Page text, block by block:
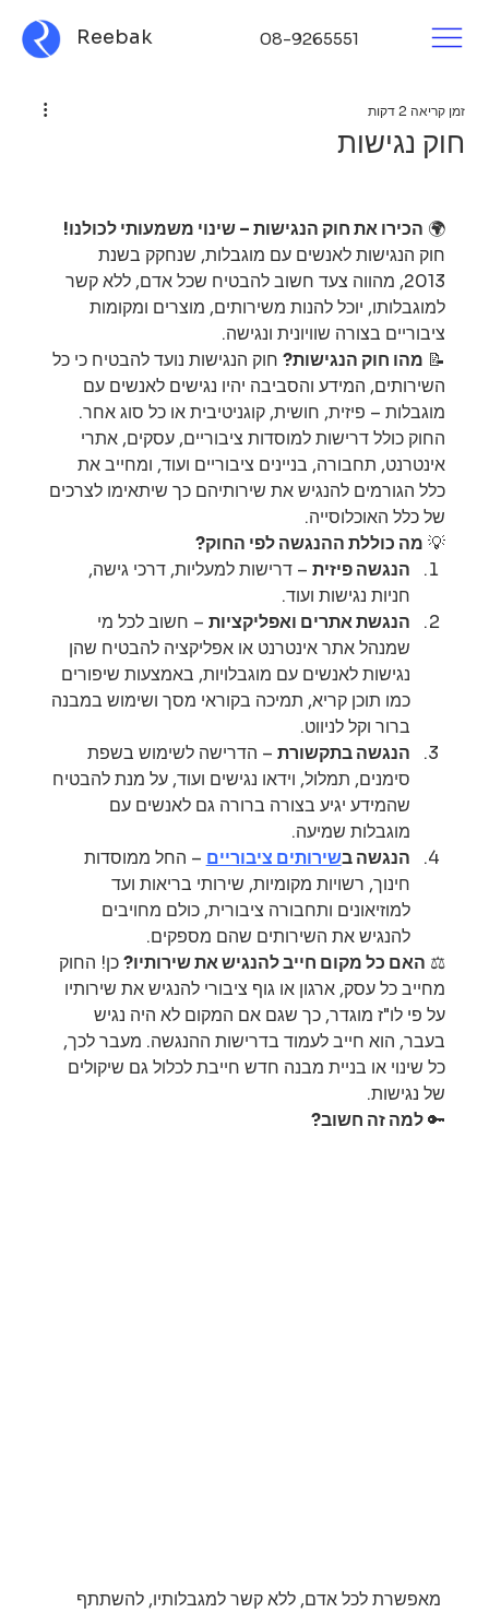
08-9265551
Reebak
חוק נגישות
זמן קריאה 2 דקות
🌍 הכירו את חוק הנגישות – שינוי משמעותי לכולנו!
חוק הנגישות לאנשים עם מוגבלות, שנחקק בשנת
2013, מהווה צעד חשוב להבטיח שכל אדם, ללא קשר
למוגבלותו, יוכל להנות משירותים, מוצרים ומקומות
ציבוריים בצורה שוויונית ונגישה.
📝 מהו חוק הנגישות? חוק הנגישות נועד להבטיח כי כל
השירותים, המידע והסביבה יהיו נגישים לאנשים עם
מוגבלות – פיזית, חושית, קוגניטיבית או כל סוג אחר.
החוק כולל דרישות למוסדות ציבוריים, עסקים, אתרי
אינטרנט, תחבורה, בניינים ציבוריים ועוד, ומחייב את
כלל הגורמים להנגיש את שירותיהם כך שיתאימו לצרכים
של כלל האוכלוסייה.
💡 מה כוללת ההנגשה לפי החוק?
הנגשה פיזית – דרישות למעליות, דרכי גישה,
חניות נגישות ועוד.
הנגשת אתרים ואפליקציות – חשוב לכל מי
שמנהל אתר אינטרנט או אפליקציה להבטיח שהן
נגישות לאנשים עם מוגבלויות, באמצעות שיפורים
כמו תוכן קריא, תמיכה בקוראי מסך ושימוש במבנה
ברור וקל לניווט.
הנגשה בתקשורת – הדרישה לשימוש בשפת
סימנים, תמלול, וידאו נגישים ועוד, על מנת להבטיח
שהמידע יגיע בצורה ברורה גם לאנשים עם
מוגבלות שמיעה.
הנגשה בשירותים ציבוריים – החל ממוסדות
חינוך, רשויות מקומיות, שירותי בריאות ועד
למוזיאונים ותחבורה ציבורית, כולם מחויבים
להנגיש את השירותים שהם מספקים.
⚖️ האם כל מקום חייב להנגיש את שירותיו? כן! החוק
מחייב כל עסק, ארגון או גוף ציבורי להנגיש את שירותיו
על פי לו"ז מוגדר, כך שגם אם המקום לא היה נגיש
בעבר, הוא חייב לעמוד בדרישות ההנגשה. מעבר לכך,
כל שינוי או בניית מבנה חדש חייבת לכלול גם שיקולים
של נגישות.
🔑 למה זה חשוב?
מאפשרת לכל אדם, ללא קשר למגבלותיו, להשתתף